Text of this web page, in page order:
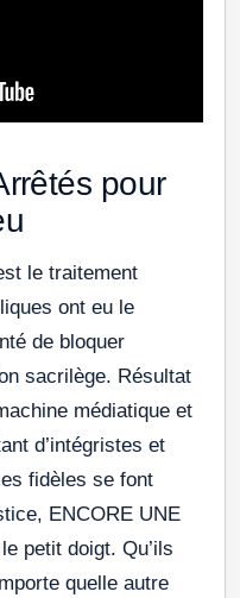
pour
le traitement
ont eu le
de bloquer
sacrilège. Résultat
médiatique et
d’intégristes et
fidèles se font
ENCORE UNE
petit doigt. Qu’ils
quelle autre